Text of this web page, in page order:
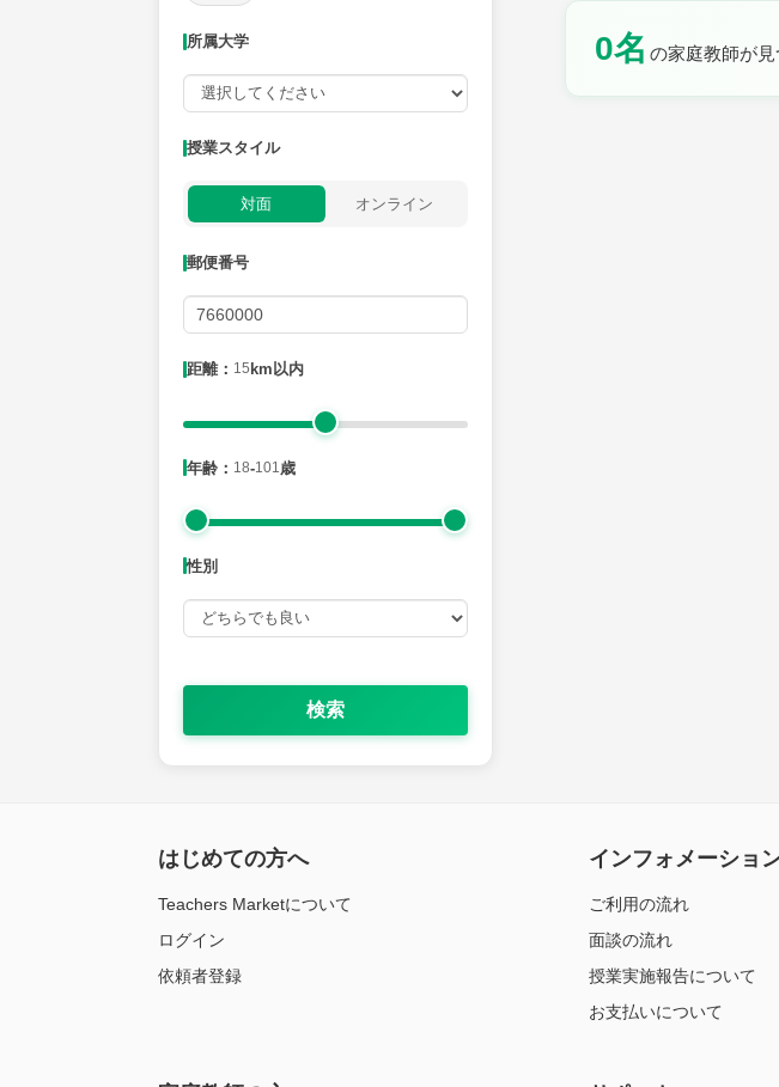
所属大学
授業スタイル
対面 オンライン
郵便番号
距離： 15 km以内
年齢： 18-101 歳
性別
検索
0名 の家庭教師が見
授業可能日
月曜日 火曜日
距離：15km以内
年齢：18-101歳
はじめての方へ
Teachers Marketについて
ログイン
依頼者登録
インフォメーショ
ご利用の流れ
面談の流れ
授業実施報告について
お支払いについて